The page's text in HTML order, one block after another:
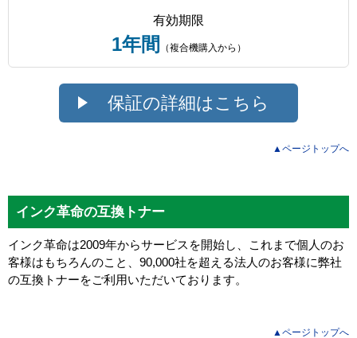
有効期限
1年間 （複合機購入から）
保証の詳細はこちら
▲ページトップへ
インク革命の互換トナー
インク革命は2009年からサービスを開始し、これまで個人のお
客様はもちろんのこと、90,000社を超える法人のお客様に弊社
の互換トナーをご利用いただいております。
▲ページトップへ